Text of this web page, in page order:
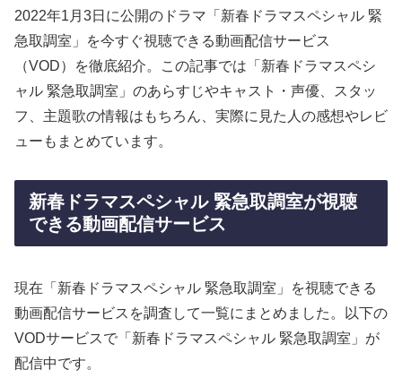
2022年1月3日に公開のドラマ「新春ドラマスペシャル 緊
急取調室」を今すぐ視聴できる動画配信サービス
（VOD）を徹底紹介。この記事では「新春ドラマスペシ
ャル 緊急取調室」のあらすじやキャスト・声優、スタッ
フ、主題歌の情報はもちろん、実際に見た人の感想やレビ
ューもまとめています。
新春ドラマスペシャル 緊急取調室が視聴
できる動画配信サービス
現在「新春ドラマスペシャル 緊急取調室」を視聴できる
動画配信サービスを調査して一覧にまとめました。以下の
VODサービスで「新春ドラマスペシャル 緊急取調室」が
配信中です。